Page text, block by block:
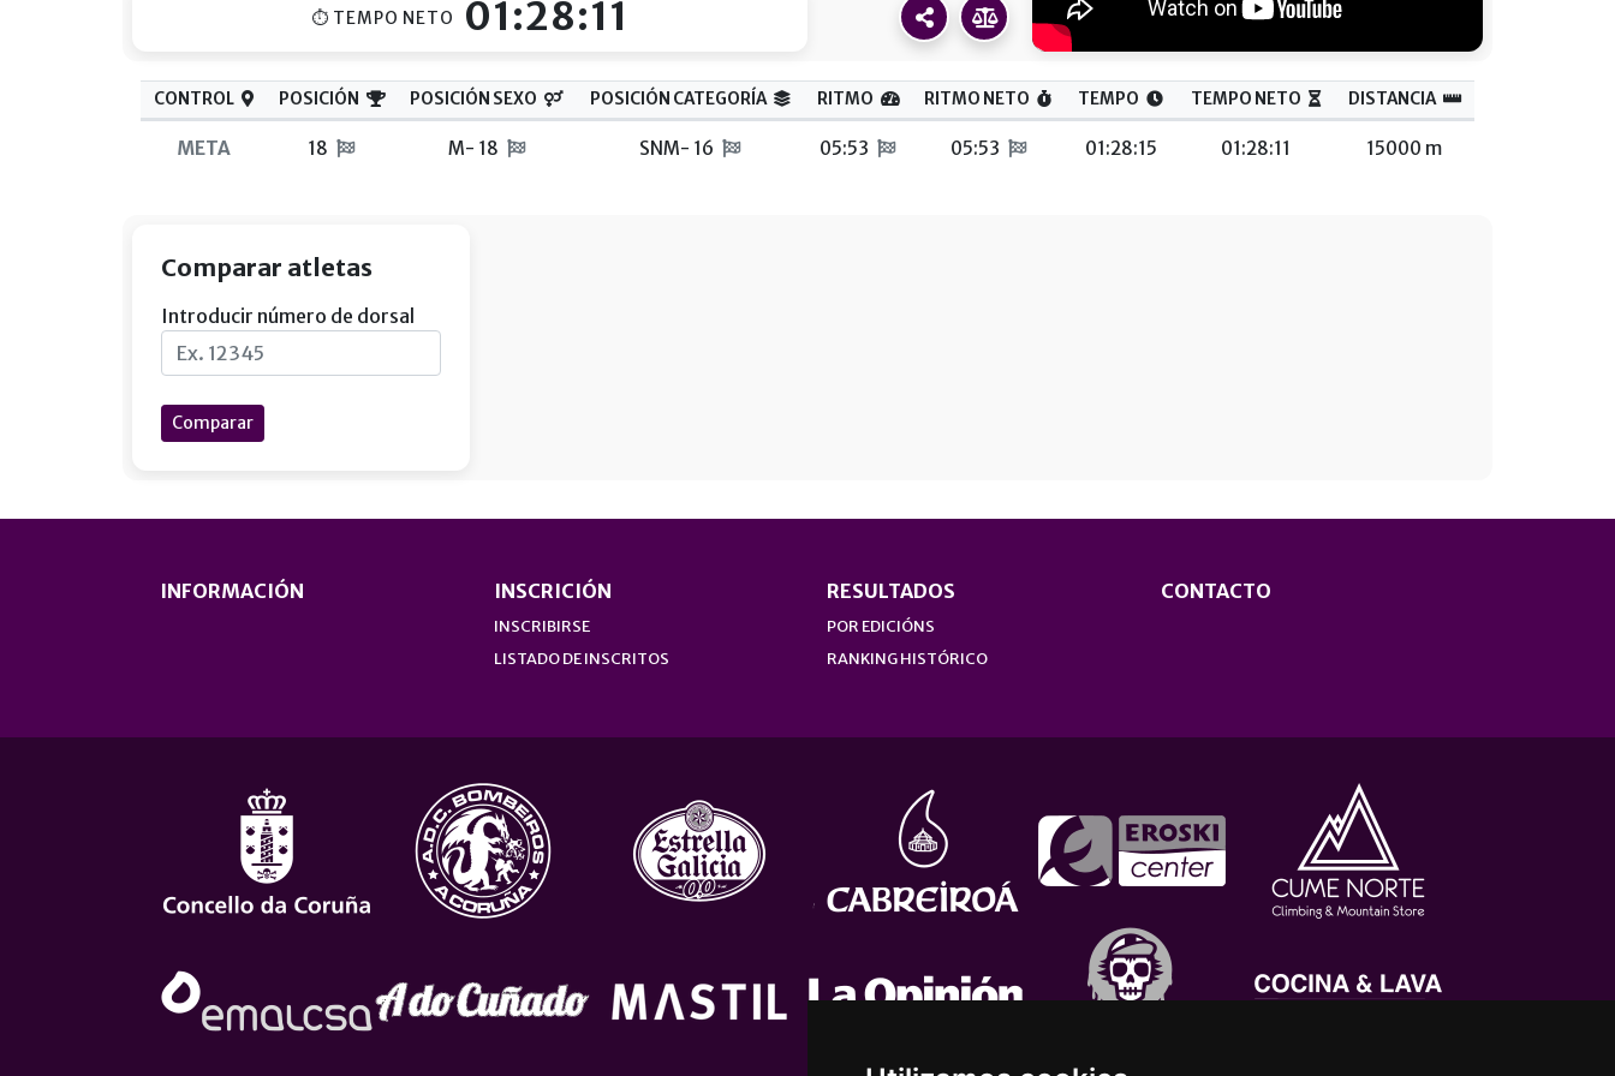
⏱ TEMPO NETO 01:28:11
CONTROL POSICIÓN POSICIÓN SEXO POSICIÓN CATEGORÍA RITMO RITMO NETO TEMPO TEMPO NETO DISTANCIA
META 18 M- 18 SNM- 16 05:53 05:53 01:28:15 01:28:11 15000 m
Comparar atletas
Introducir número de dorsal
Comparar
INFORMACIÓN INSCRICIÓN
INSCRIBIRSE
LISTADO DE INSCRITOS
RESULTADOS
POR EDICIÓNS
RANKING HISTÓRICO
CONTACTO